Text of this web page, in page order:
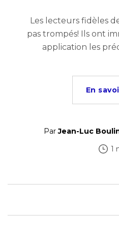
Les lecteurs fidèles
pas trompés! Ils ont
application les
En
ParJean-Luc
1